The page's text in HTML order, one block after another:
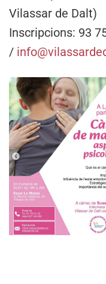
Vilassar de Dalt)
Inscripcions: 93
/